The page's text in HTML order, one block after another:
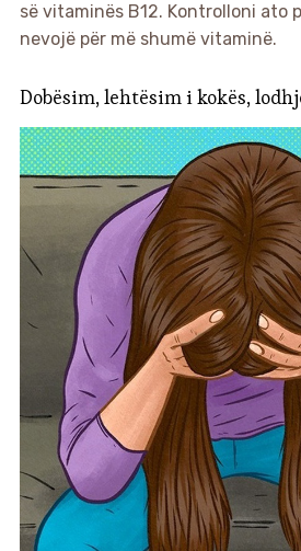
së vitaminës B12. Kontrolloni ato
nevojë për më shumë vitaminë.
Dobësim, lehtësim i kokës,